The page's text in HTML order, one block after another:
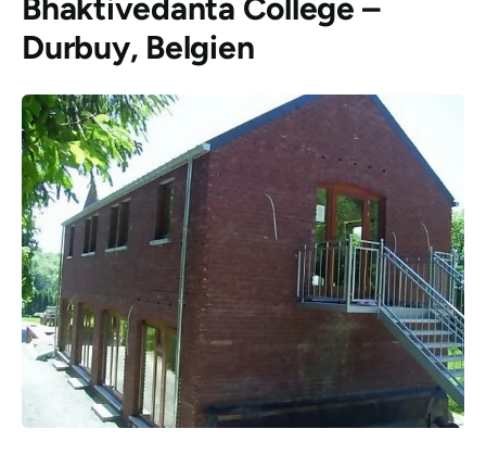
Bhaktivedanta College –
Durbuy, Belgien